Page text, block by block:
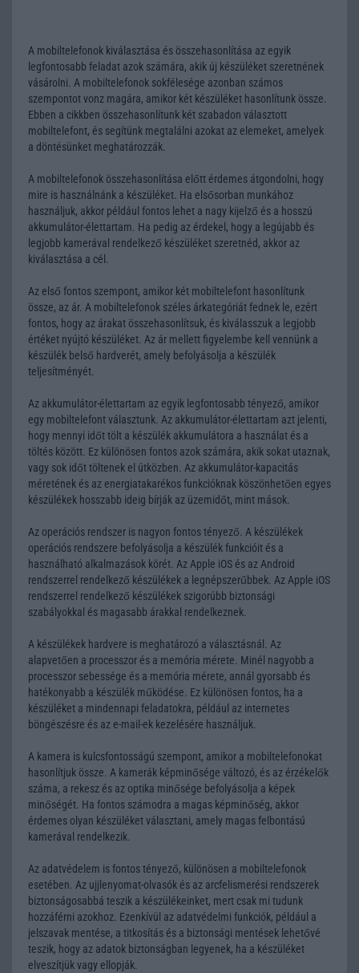
A mobiltelefonok kiválasztása és összehasonlítása az egyik
legfontosabb feladat azok számára, akik új készüléket szeretnének
vásárolni. A mobiltelefonok sokfélesége azonban számos
szempontot vonz magára, amikor két készüléket hasonlítunk össze.
Ebben a cikkben összehasonlítunk két szabadon választott
mobiltelefont, és segítünk megtalálni azokat az elemeket, amelyek
a döntésünket meghatározzák.
A mobiltelefonok összehasonlítása előtt érdemes átgondolni, hogy
mire is használnánk a készüléket. Ha elsősorban munkához
használjuk, akkor például fontos lehet a nagy kijelző és a hosszú
akkumulátor-élettartam. Ha pedig az érdekel, hogy a legújabb és
legjobb kamerával rendelkező készüléket szeretnéd, akkor az
kiválasztása a cél.
Az első fontos szempont, amikor két mobiltelefont hasonlítunk
össze, az ár. A mobiltelefonok széles árkategóriát fednek le, ezért
fontos, hogy az árakat összehasonlítsuk, és kiválasszuk a legjobb
értéket nyújtó készüléket. Az ár mellett figyelembe kell vennünk a
készülék belső hardverét, amely befolyásolja a készülék
teljesítményét.
Az akkumulátor-élettartam az egyik legfontosabb tényező, amikor
egy mobiltelefont választunk. Az akkumulátor-élettartam azt jelenti,
hogy mennyi időt tölt a készülék akkumulátora a használat és a
töltés között. Ez különösen fontos azok számára, akik sokat utaznak,
vagy sok időt töltenek el útközben. Az akkumulátor-kapacitás
méretének és az energiatakarékos funkcióknak köszönhetően egyes
készülékek hosszabb ideig bírják az üzemidőt, mint mások.
Az operációs rendszer is nagyon fontos tényező. A készülékek
operációs rendszere befolyásolja a készülék funkcióit és a
használható alkalmazások körét. Az Apple iOS és az Android
rendszerrel rendelkező készülékek a legnépszerűbbek. Az Apple iOS
rendszerrel rendelkező készülékek szigorúbb biztonsági
szabályokkal és magasabb árakkal rendelkeznek.
A készülékek hardvere is meghatározó a választásnál. Az
alapvetően a processzor és a memória mérete. Minél nagyobb a
processzor sebessége és a memória mérete, annál gyorsabb és
hatékonyabb a készülék működése. Ez különösen fontos, ha a
készüléket a mindennapi feladatokra, például az internetes
böngészésre és az e-mail-ek kezelésére használjuk.
A kamera is kulcsfontosságú szempont, amikor a mobiltelefonokat
hasonlítjuk össze. A kamerák képminősége változó, és az érzékelők
száma, a rekesz és az optika minősége befolyásolja a képek
minőségét. Ha fontos számodra a magas képminőség, akkor
érdemes olyan készüléket választani, amely magas felbontású
kamerával rendelkezik.
Az adatvédelem is fontos tényező, különösen a mobiltelefonok
esetében. Az ujjlenyomat-olvasók és az arcfelismerési rendszerek
biztonságosabbá teszik a készülékeinket, mert csak mi tudunk
hozzáférni azokhoz. Ezenkívül az adatvédelmi funkciók, például a
jelszavak mentése, a titkosítás és a biztonsági mentések lehetővé
teszik, hogy az adatok biztonságban legyenek, ha a készüléket
elveszítjük vagy ellopják.